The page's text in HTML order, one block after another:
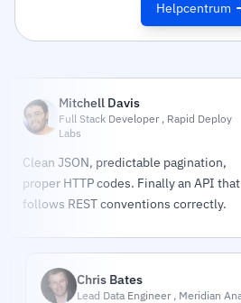
Helpcentrum
Mitchell Davis
Full Stack Developer , Rapid Deploy
Labs
Clean JSON, predictable pagination,
proper HTTP codes. Finally an API that
follows REST conventions correctly.
Chris Bates
Lead Data Engineer , Meridian Analytics